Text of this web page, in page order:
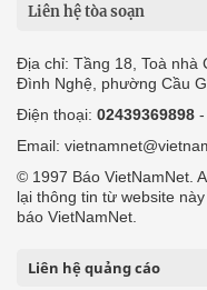
Liên hệ tòa soạn
Địa chỉ: Tầng 18, Toà nhà
Đình Nghệ, phường Cầu
Điện thoại: 02439369898 -
Email:
© 1997 Báo VietNamNet.
lại thông tin từ website
báo VietNamNet.
Liên hệ quảng cáo